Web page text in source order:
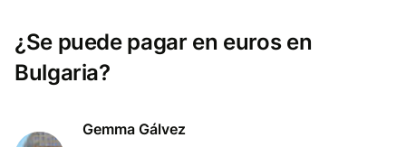
¿Se puede pagar en euros en
Bulgaria?
Gemma Gálvez